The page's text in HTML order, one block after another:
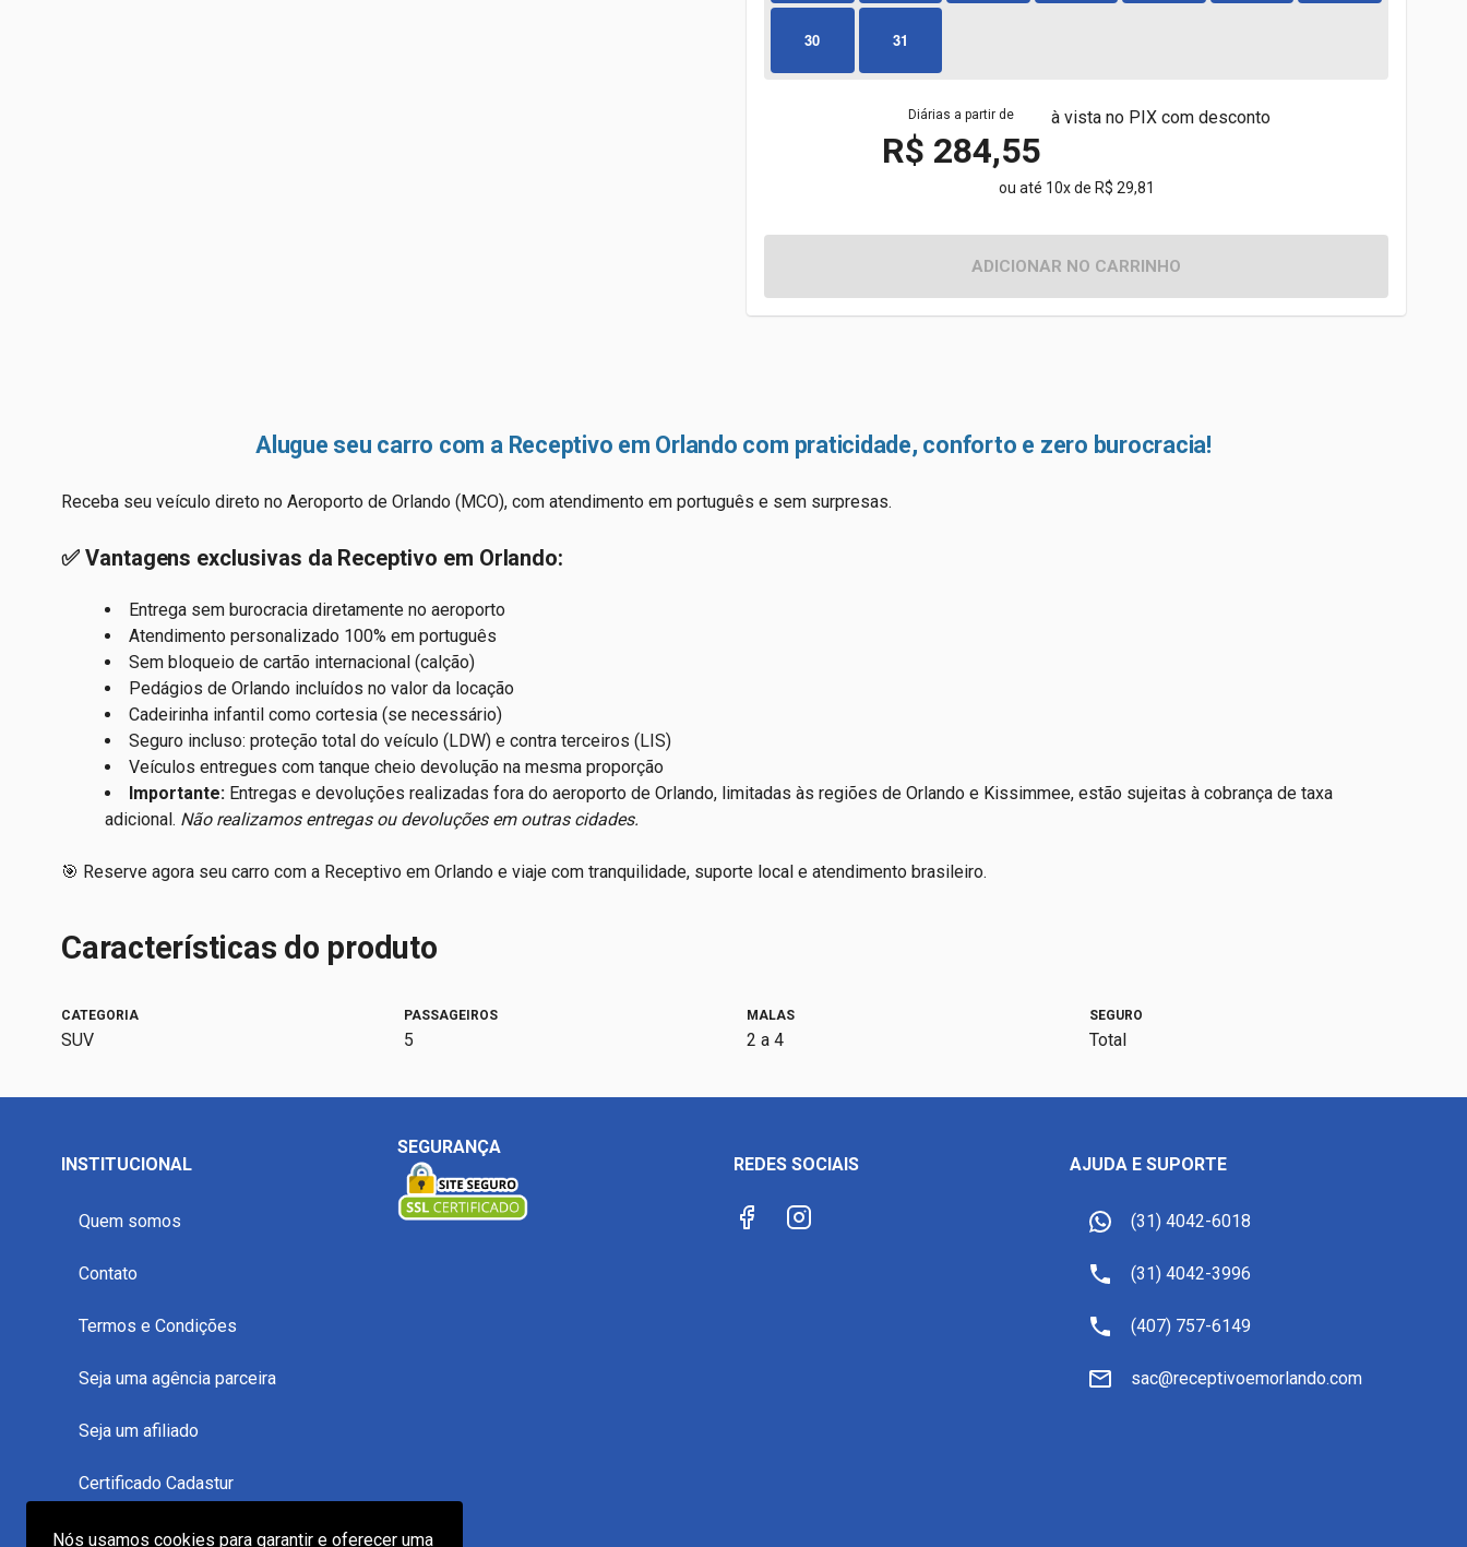
30 31
Diárias a partir de
R$ 284,55
à vista no PIX com desconto
ou até 10x de R$ 29,81
ADICIONAR NO CARRINHO
Alugue seu carro com a Receptivo em Orlando com praticidade, conforto e zero burocracia!
Receba seu veículo direto no Aeroporto de Orlando (MCO), com atendimento em português e sem surpresas.
✅ Vantagens exclusivas da Receptivo em Orlando:
Entrega sem burocracia diretamente no aeroporto
Atendimento personalizado 100% em português
Sem bloqueio de cartão internacional (calção)
Pedágios de Orlando incluídos no valor da locação
Cadeirinha infantil como cortesia (se necessário)
Seguro incluso: proteção total do veículo (LDW) e contra terceiros (LIS)
Veículos entregues com tanque cheio devolução na mesma proporção
Importante: Entregas e devoluções realizadas fora do aeroporto de Orlando, limitadas às regiões de Orlando e Kissimmee, estão sujeitas à cobrança de taxa
adicional. Não realizamos entregas ou devoluções em outras cidades.
🎯 Reserve agora seu carro com a Receptivo em Orlando e viaje com tranquilidade, suporte local e atendimento brasileiro.
Características do produto
CATEGORIA
SUV
PASSAGEIROS
5
MALAS
2 a 4
SEGURO
Total
INSTITUCIONAL
Quem somos
Contato
Termos e Condições
Seja uma agência parceira
Seja um afiliado
Certificado Cadastur
Reclame Aqui
SEGURANÇA
REDES SOCIAIS
AJUDA E SUPORTE
(31) 4042-6018
(31) 4042-3996
(407) 757-6149
sac@receptivoemorlando.com
Nós usamos cookies para garantir e oferecer uma